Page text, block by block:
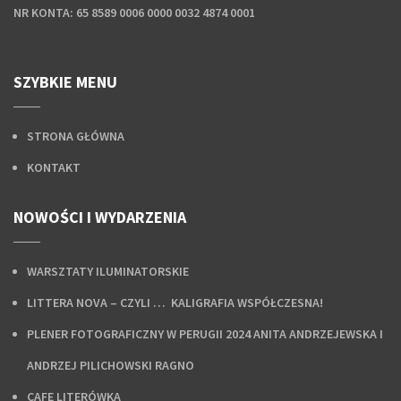
NR KONTA: 65 8589 0006 0000 0032 4874 0001
SZYBKIE MENU
STRONA GŁÓWNA
KONTAKT
NOWOŚCI I WYDARZENIA
WARSZTATY ILUMINATORSKIE
LITTERA NOVA – CZYLI … KALIGRAFIA WSPÓŁCZESNA!
PLENER FOTOGRAFICZNY W PERUGII 2024 ANITA ANDRZEJEWSKA I
ANDRZEJ PILICHOWSKI RAGNO
CAFE LITERÓWKA